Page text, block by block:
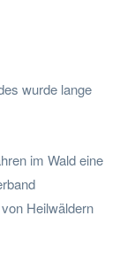
wurde lange
im Wald eine
Heilwäldern